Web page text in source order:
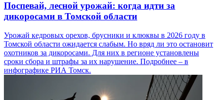
Поспевай, лесной урожай: когда идти за
дикоросами в Томской области
Урожай кедровых орехов, брусники и клюквы в 2026 году в
Томской области ожидается слабым. Но вряд ли это остановит
охотников за дикоросами. Для них в регионе установлены
сроки сбора и штрафы за их нарушение. Подробнее – в
инфографике РИА Томск.